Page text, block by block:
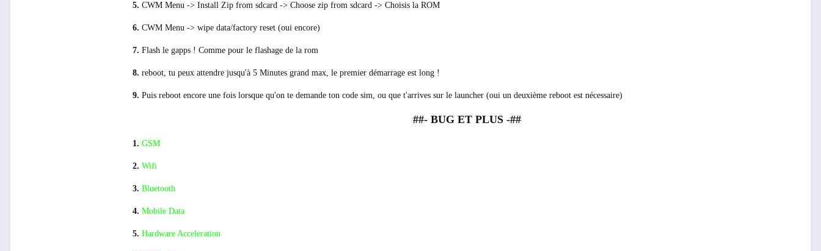
5. CWM Menu -> Install Zip from sdcard -> Choose zip from sdcard -> Choisis la ROM
6. CWM Menu -> wipe data/factory reset (oui encore)
7. Flash le gapps ! Comme pour le flashage de la rom
8. reboot, tu peux attendre jusqu'à 5 Minutes grand max, le premier démarrage est long !
9. Puis reboot encore une fois lorsque qu'on te demande ton code sim, ou que t'arrives sur le launcher (oui un deuxième reboot est nécessaire)
##- BUG ET PLUS -##
1. GSM
2. Wifi
3. Bluetooth
4. Mobile Data
5. Hardware Acceleration